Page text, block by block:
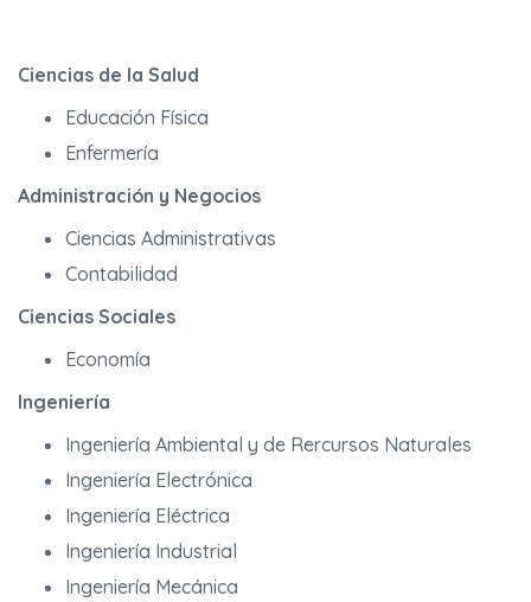
Ciencias de la Salud
Educación Física
Enfermería
Administración y Negocios
Ciencias Administrativas
Contabilidad
Ciencias Sociales
Economía
Ingeniería
Ingeniería Ambiental y de Rercursos Naturales
Ingeniería Electrónica
Ingeniería Eléctrica
Ingeniería Industrial
Ingeniería Mecánica